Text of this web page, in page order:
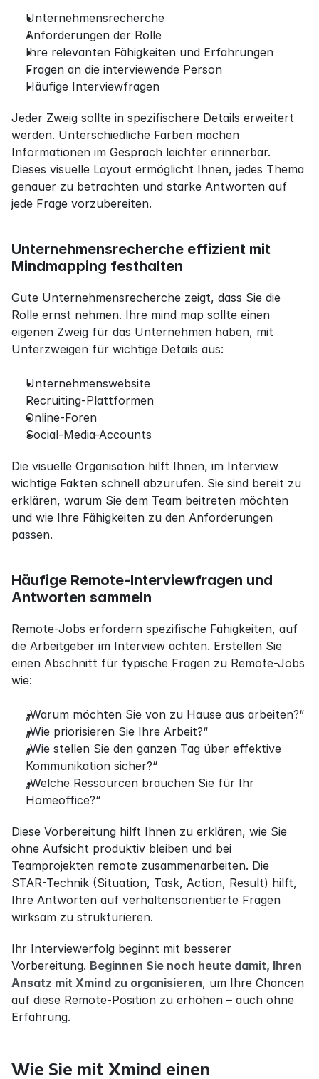
Unternehmensrecherche
Anforderungen der Rolle
Ihre relevanten Fähigkeiten und Erfahrungen
Fragen an die interviewende Person
Häufige Interviewfragen
Jeder Zweig sollte in spezifischere Details erweitert
werden. Unterschiedliche Farben machen
Informationen im Gespräch leichter erinnerbar.
Dieses visuelle Layout ermöglicht Ihnen, jedes Thema
genauer zu betrachten und starke Antworten auf
jede Frage vorzubereiten.
Unternehmensrecherche effizient mit
Mindmapping festhalten
Gute Unternehmensrecherche zeigt, dass Sie die
Rolle ernst nehmen. Ihre mind map sollte einen
eigenen Zweig für das Unternehmen haben, mit
Unterzweigen für wichtige Details aus:
Unternehmenswebsite
Recruiting-Plattformen
Online-Foren
Social-Media-Accounts
Die visuelle Organisation hilft Ihnen, im Interview
wichtige Fakten schnell abzurufen. Sie sind bereit zu
erklären, warum Sie dem Team beitreten möchten
und wie Ihre Fähigkeiten zu den Anforderungen
passen.
Häufige Remote-Interviewfragen und
Antworten sammeln
Remote-Jobs erfordern spezifische Fähigkeiten, auf
die Arbeitgeber im Interview achten. Erstellen Sie
einen Abschnitt für typische Fragen zu Remote-Jobs
wie:
„Warum möchten Sie von zu Hause aus arbeiten?“
„Wie priorisieren Sie Ihre Arbeit?“
„Wie stellen Sie den ganzen Tag über effektive
Kommunikation sicher?“
„Welche Ressourcen brauchen Sie für Ihr
Homeoffice?“
Diese Vorbereitung hilft Ihnen zu erklären, wie Sie
ohne Aufsicht produktiv bleiben und bei
Teamprojekten remote zusammenarbeiten. Die
STAR-Technik (Situation, Task, Action, Result) hilft,
Ihre Antworten auf verhaltensorientierte Fragen
wirksam zu strukturieren.
Ihr Interviewerfolg beginnt mit besserer
Vorbereitung. Beginnen Sie noch heute damit, Ihren
Ansatz mit Xmind zu organisieren, um Ihre Chancen
auf diese Remote-Position zu erhöhen – auch ohne
Erfahrung.
Wie Sie mit Xmind einen